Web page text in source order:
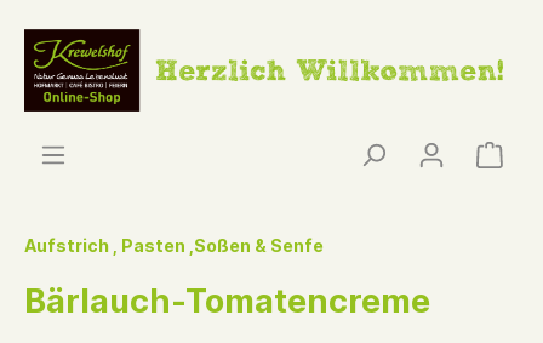
Aufstrich , Pasten ,Soßen & Senfe
Bärlauch-Tomatencreme